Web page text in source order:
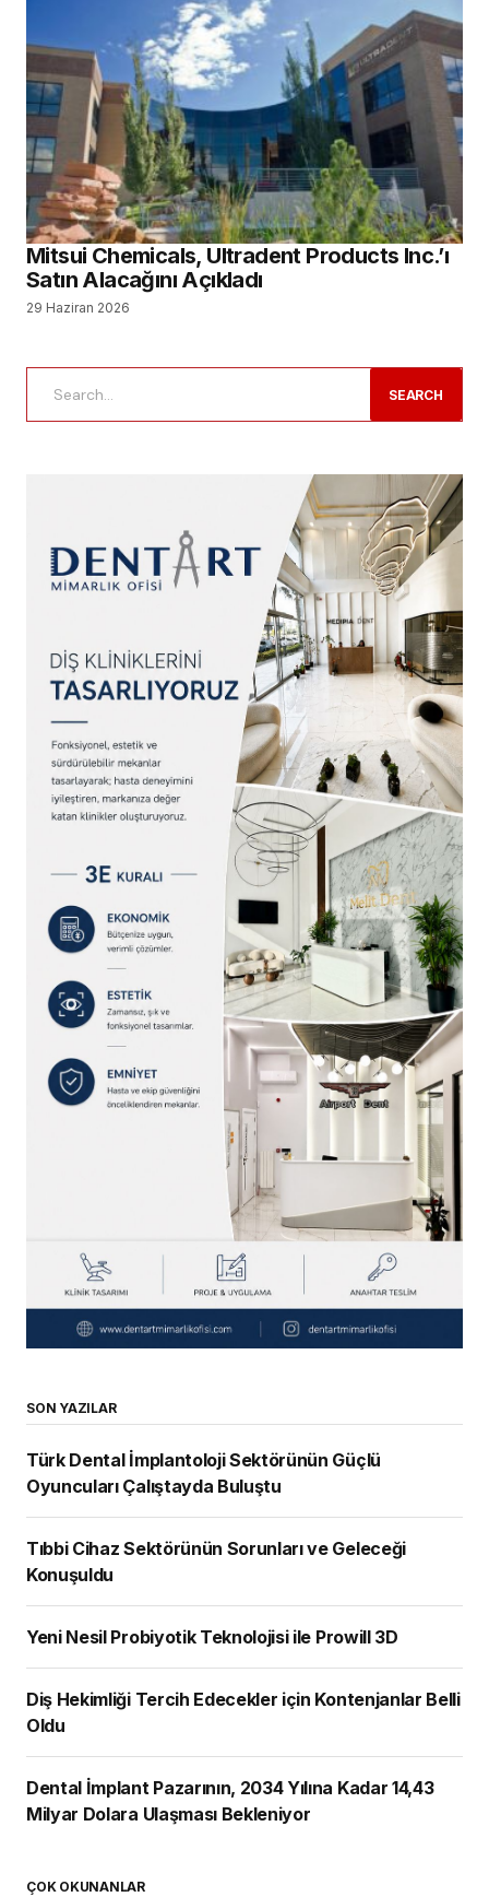
Mitsui Chemicals, Ultradent Products Inc.’ı
Satın Alacağını Açıkladı
29 Haziran 2026
SEARCH
SON YAZILAR
Türk Dental İmplantoloji Sektörünün Güçlü
Oyuncuları Çalıştayda Buluştu
Tıbbi Cihaz Sektörünün Sorunları ve Geleceği
Konuşuldu
Yeni Nesil Probiyotik Teknolojisi ile Prowill 3D
Diş Hekimliği Tercih Edecekler için Kontenjanlar Belli
Oldu
Dental İmplant Pazarının, 2034 Yılına Kadar 14,43
Milyar Dolara Ulaşması Bekleniyor
ÇOK OKUNANLAR